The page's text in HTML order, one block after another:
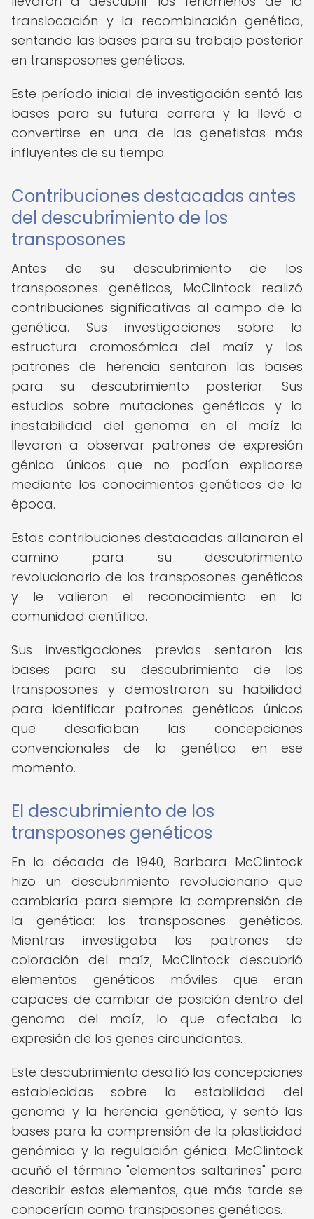
translocación y la recombinación genética,
sentando las bases para su trabajo posterior
en transposones genéticos.
Este período inicial de investigación sentó las
bases para su futura carrera y la llevó a
convertirse en una de las genetistas más
influyentes de su tiempo.
Contribuciones destacadas antes
del descubrimiento de los
transposones
Antes de su descubrimiento de los
transposones genéticos, McClintock realizó
contribuciones significativas al campo de la
genética. Sus investigaciones sobre la
estructura cromosómica del maíz y los
patrones de herencia sentaron las bases
para su descubrimiento posterior. Sus
estudios sobre mutaciones genéticas y la
inestabilidad del genoma en el maíz la
llevaron a observar patrones de expresión
génica únicos que no podían explicarse
mediante los conocimientos genéticos de la
época.
Estas contribuciones destacadas allanaron el
camino para su descubrimiento
revolucionario de los transposones genéticos
y le valieron el reconocimiento en la
comunidad científica.
Sus investigaciones previas sentaron las
bases para su descubrimiento de los
transposones y demostraron su habilidad
para identificar patrones genéticos únicos
que desafiaban las concepciones
convencionales de la genética en ese
momento.
El descubrimiento de los
transposones genéticos
En la década de 1940, Barbara McClintock
hizo un descubrimiento revolucionario que
cambiaría para siempre la comprensión de
la genética: los transposones genéticos.
Mientras investigaba los patrones de
coloración del maíz, McClintock descubrió
elementos genéticos móviles que eran
capaces de cambiar de posición dentro del
genoma del maíz, lo que afectaba la
expresión de los genes circundantes.
Este descubrimiento desafió las concepciones
establecidas sobre la estabilidad del
genoma y la herencia genética, y sentó las
bases para la comprensión de la plasticidad
genómica y la regulación génica. McClintock
acuñó el término "elementos saltarines" para
describir estos elementos, que más tarde se
conocerían como transposones genéticos.